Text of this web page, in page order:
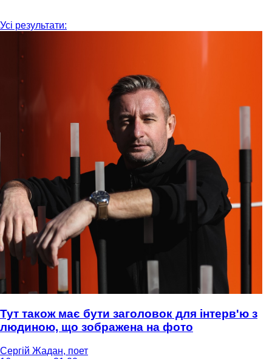
Усі результати:
Тут також має бути заголовок для інтерв'ю з
людиною, що зображена на фото
Сергій Жадан, поет